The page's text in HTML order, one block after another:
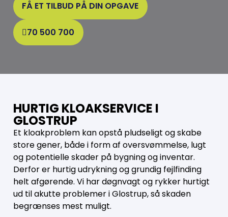
FÅ ET TILBUD PÅ DIN OPGAVE
70 500 700
HURTIG KLOAKSERVICE I
GLOSTRUP
Et kloakproblem kan opstå pludseligt og skabe
store gener, både i form af oversvømmelse, lugt
og potentielle skader på bygning og inventar.
Derfor er hurtig udrykning og grundig fejlfinding
helt afgørende. Vi har døgnvagt og rykker hurtigt
ud til akutte problemer i Glostrup, så skaden
begrænses mest muligt.